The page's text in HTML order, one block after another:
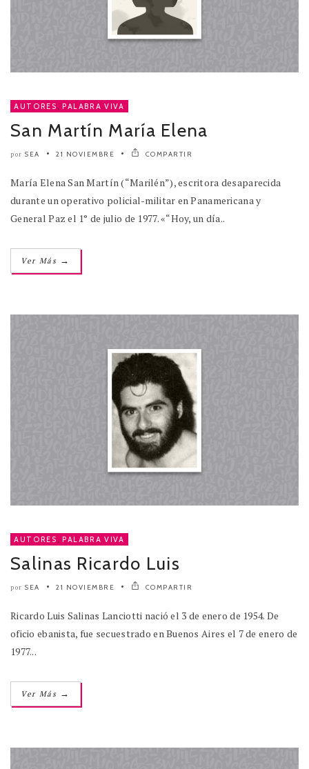
AUTORES , PALABRA VIVA
San Martín María Elena
por SEA 21 NOVIEMBRE COMPARTIR
María Elena San Martín (“Marilén”), escritora desaparecida
durante un operativo policial-militar en Panamericana y
General Paz el 1° de julio de 1977. «“Hoy, un día..
Ver Más →
AUTORES , PALABRA VIVA
Salinas Ricardo Luis
por SEA 21 NOVIEMBRE COMPARTIR
Ricardo Luis Salinas Lanciotti nació el 3 de enero de 1954. De
oficio ebanista, fue secuestrado en Buenos Aires el 7 de enero de
1977...
Ver Más →